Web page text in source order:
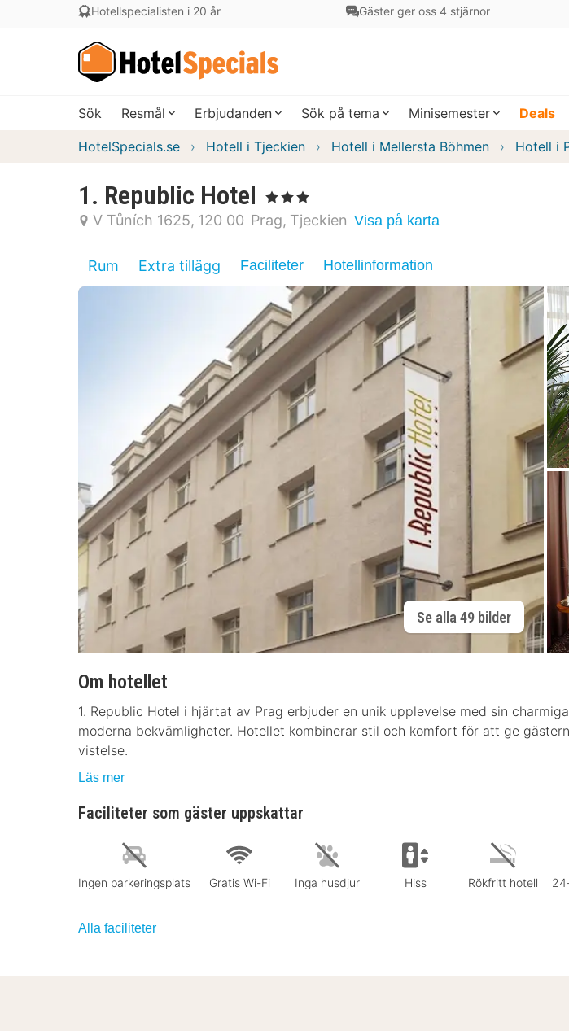
Hotellspecialisten i 20 år Gäster ger oss 4 stjärnor
Sök Resmål Erbjudanden Sök på tema Minisemester Deals
HotelSpecials.se Hotell i Tjeckien Hotell i Mellersta Böhmen Hotell i
1. Republic Hotel , 3 Stjärnor
V Tůních 1625 120 00 Prag Tjeckien Visa på karta
Rum Extra tillägg Faciliteter Hotellinformation
Se alla 49 bilder
Om hotellet
1. Republic Hotel i hjärtat av Prag erbjuder en unik upplevelse med sin
moderna bekvämligheter. Hotellet kombinerar stil och komfort för att ge
vistelse.
Läs mer
Faciliteter som gäster uppskattar
Ingen parkeringsplats Gratis Wi-Fi Inga husdjur Hiss Rökfritt hotell
Alla faciliteter